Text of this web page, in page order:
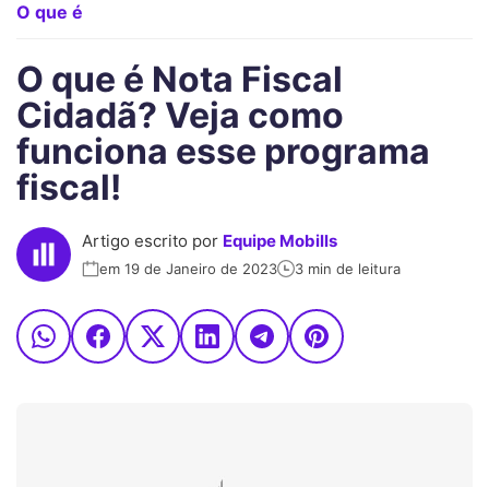
O que é
O que é Nota Fiscal
Cidadã? Veja como
funciona esse programa
fiscal!
Artigo escrito por Equipe Mobills
em 19 de Janeiro de 2023 3 min de leitura